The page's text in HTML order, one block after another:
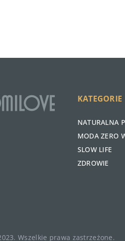
KATEGORIE
NATURALNA
MODA ZERO
SLOW LIFE
ZDROWIE
Wszelkie prawa zastrzeżone.